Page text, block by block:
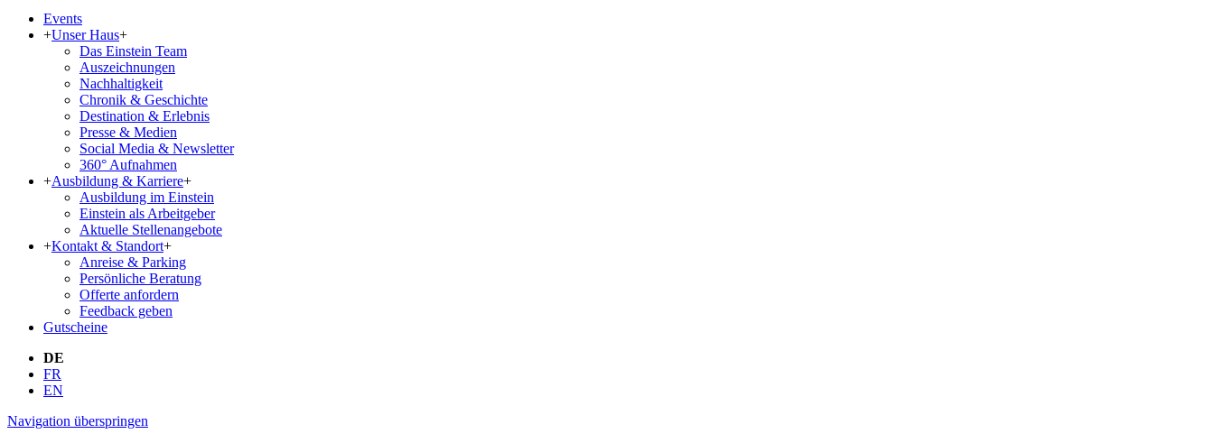
Events
+Unser Haus+
Das Einstein Team
Aus­zeich­nun­gen
Nachhaltigkeit
Chronik & Geschichte
Destination & Erlebnis
Presse & Medien
Social Media & Newsletter
360° Aufnahmen
+Ausbildung & Karriere+
Ausbildung im Einstein
Einstein als Arbeitgeber
Aktuelle Stellenangebote
+Kontakt & Standort+
Anreise & Parking
Persönliche Beratung
Offerte anfordern
Feedback geben
Gutscheine
DE
FR
EN
Navigation überspringen